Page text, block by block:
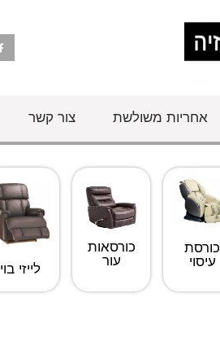
אחריות משולשת צור קשר
כורסת
עיסוי
כורסאות
עור
לייזי בוי